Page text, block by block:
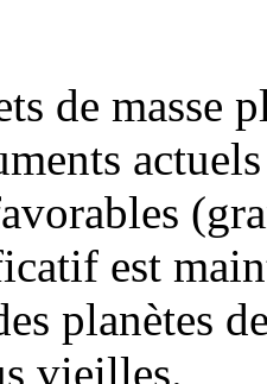
de masse
est
planètes
vieilles.